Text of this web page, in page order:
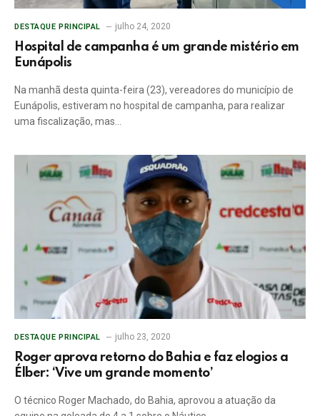
DESTAQUE PRINCIPAL julho 24, 2020
Hospital de campanha é um grande mistério em
Eunápolis
Na manhã desta quinta-feira (23), vereadores do município de
Eunápolis, estiveram no hospital de campanha, para realizar
uma fiscalização, mas…
DESTAQUE PRINCIPAL julho 23, 2020
Roger aprova retorno do Bahia e faz elogios a
Élber: ‘Vive um grande momento’
O técnico Roger Machado, do Bahia, aprovou a atuação da